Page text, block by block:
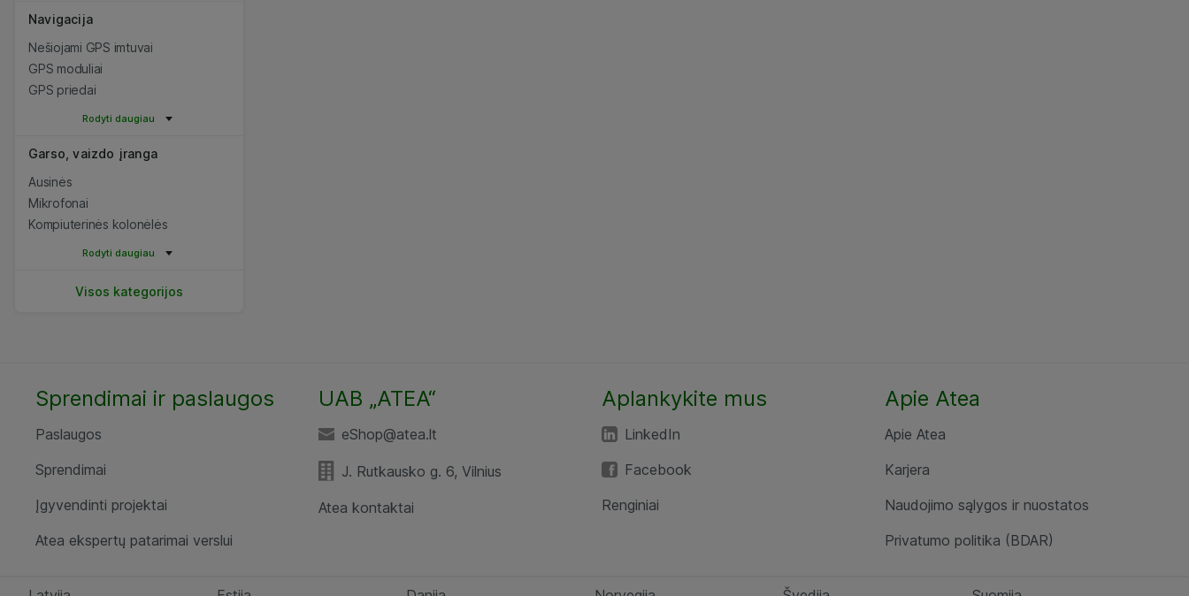
Navigacija
Nešiojami GPS imtuvai
GPS moduliai
GPS priedai
Rodyti daugiau
Garso, vaizdo įranga
Ausinės
Mikrofonai
Kompiuterinės kolonėlės
Rodyti daugiau
Visos kategorijos
Sprendimai ir paslaugos
Paslaugos
Sprendimai
Įgyvendinti projektai
Atea ekspertų patarimai verslui
UAB „ATEA“
eShop@atea.lt
J. Rutkausko g. 6, Vilnius
Atea kontaktai
Aplankykite mus
LinkedIn
Facebook
Renginiai
Apie Atea
Apie Atea
Karjera
Naudojimo sąlygos ir nuostatos
Privatumo politika (BDAR)